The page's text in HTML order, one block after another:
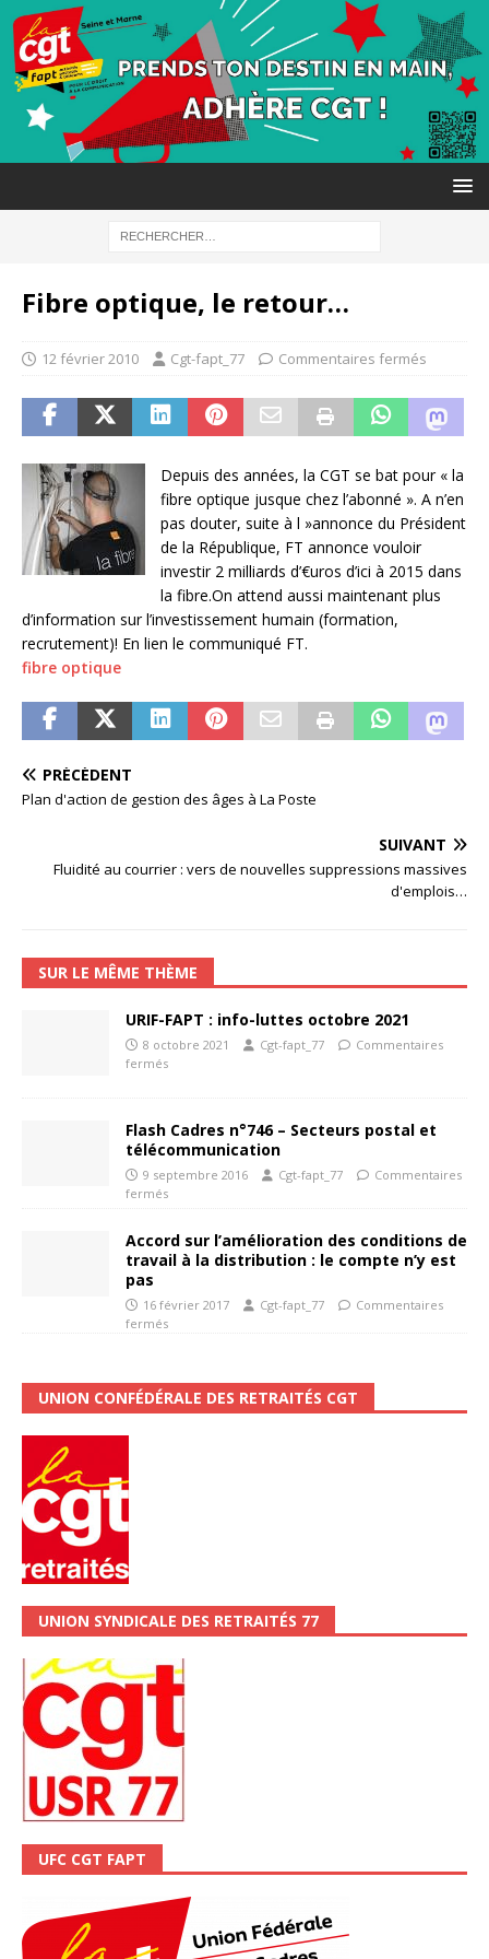
Fibre optique, le retour…
12 février 2010 Cgt-fapt_77 Commentaires fermés
Depuis des années, la CGT se bat pour « la
fibre optique jusque chez l’abonné ». A n’en
pas douter, suite à l »annonce du Président
de la République, FT annonce vouloir
investir 2 milliards d’€uros d’ici à 2015 dans
la fibre.On attend aussi maintenant plus
d’information sur l’investissement humain (formation,
recrutement)! En lien le communiqué FT.
fibre optique
PRÉCÉDENT
Plan d'action de gestion des âges à La Poste
SUIVANT
Fluidité au courrier : vers de nouvelles suppressions massives
d'emplois…
SUR LE MÊME THÈME
URIF-FAPT : info-luttes octobre 2021
8 octobre 2021 Cgt-fapt_77
Commentaires
fermés
Flash Cadres n°746 – Secteurs postal et
télécommunication
9 septembre 2016 Cgt-fapt_77
Commentaires
fermés
Accord sur l’amélioration des conditions de
travail à la distribution : le compte n’y est
pas
16 février 2017 Cgt-fapt_77
Commentaires
fermés
UNION CONFÉDÉRALE DES RETRAITÉS CGT
UNION SYNDICALE DES RETRAITÉS 77
UFC CGT FAPT